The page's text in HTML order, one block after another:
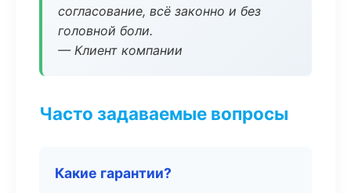
согласование, всё законно и без
головной боли.
— Клиент компании
Часто задаваемые вопросы
Какие гарантии?